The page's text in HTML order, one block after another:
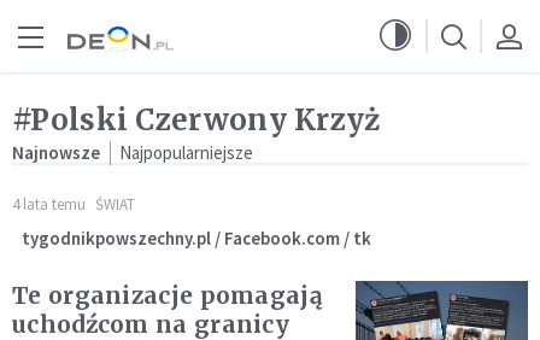
#Polski Czerwony Krzyż
Najnowsze Najpopularniejsze
4 lata temu ŚWIAT
tygodnikpowszechny.pl / Facebook.com / tk
Te organizacje pomagają
uchodźcom na granicy